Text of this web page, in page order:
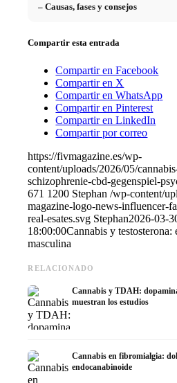
– Causas, fases y consejos
Compartir esta entrada
Compartir en Facebook
Compartir en X
Compartir en WhatsApp
Compartir en Pinterest
Compartir en LinkedIn
Compartir por correo
https://fivmagazine.es/wp-
content/uploads/2026/05/
schizophrenie-cbd-gegenspiel-
671 1200 Stephan /wp-content/
magazine-logo-news-influencer-
real-esates.svg Stephan2026-03-
18:00:00Cannabis y
masculina
RELACIONADO
Cannabis y TDAH:
muestran los estudios
Cannabis en fibromialgia:
endocanabinoide